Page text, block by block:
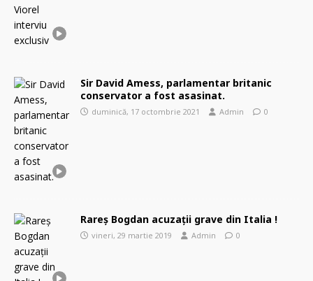
Sir David Amess, parlamentar britanic
conservator a fost asasinat.
duminică, 17 octombrie 2021 Admin 0
Rareș Bogdan acuzații grave din Italia !
vineri, 29 martie 2019 Admin 0